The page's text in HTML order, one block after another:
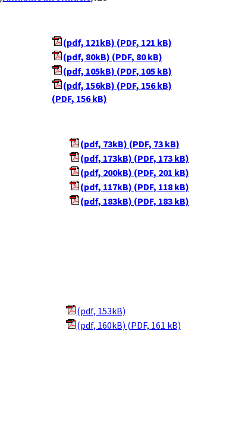
(pdf, 121kB) (PDF, 121 kB)
(pdf, 80kB) (PDF, 80 kB)
(pdf, 105kB) (PDF, 105 kB)
(pdf, 156kB) (PDF, 156 kB)
(PDF, 156 kB)
(pdf, 73kB) (PDF, 73 kB)
(pdf, 173kB) (PDF, 173 kB)
(pdf, 200kB) (PDF, 201 kB)
(pdf, 117kB) (PDF, 118 kB)
(pdf, 183kB) (PDF, 183 kB)
(pdf, 153kB)
(pdf, 160kB) (PDF, 161 kB)